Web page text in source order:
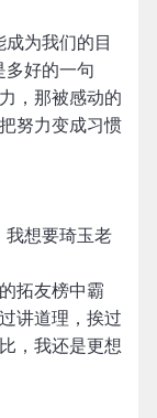
为我们的目
多好的一句
，那被感动的
努力变成习惯
我想要琦玉老
拓友榜中霸
讲道理，挨过
，我还是更想